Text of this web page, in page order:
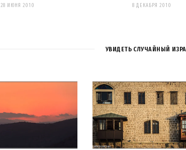
28 ИЮНЯ 2010 8 ДЕКАБРЯ 2010
УВИДЕТЬ СЛУЧАЙНЫЙ